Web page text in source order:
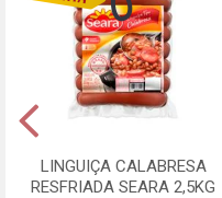
LINGUIÇA CALABRESA
RESFRIADA SEARA 2,5KG